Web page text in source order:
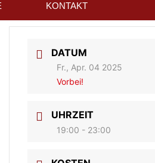
KONTAKT
DATUM
Fr., Apr. 04 2025
Vorbei!
UHRZEIT
19:00 - 23:00